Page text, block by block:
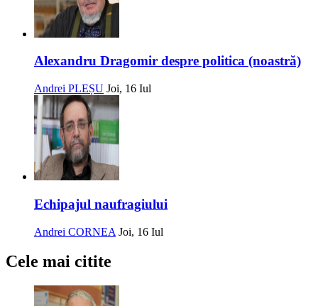
Alexandru Dragomir despre politica (noastră)
Andrei PLEȘU Joi, 16 Iul
Echipajul naufragiului
Andrei CORNEA Joi, 16 Iul
Cele mai citite